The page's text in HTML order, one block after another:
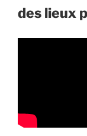
des lieux